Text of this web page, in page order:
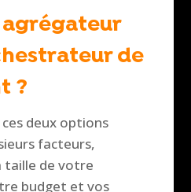
de
?
deux options
facteurs,
de votre
budget et vos